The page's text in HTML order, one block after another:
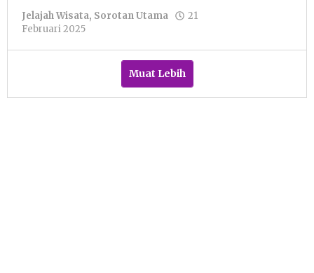
Jelajah Wisata, Sorotan Utama
21
Februari 2025
Salsabilla
Muat Lebih